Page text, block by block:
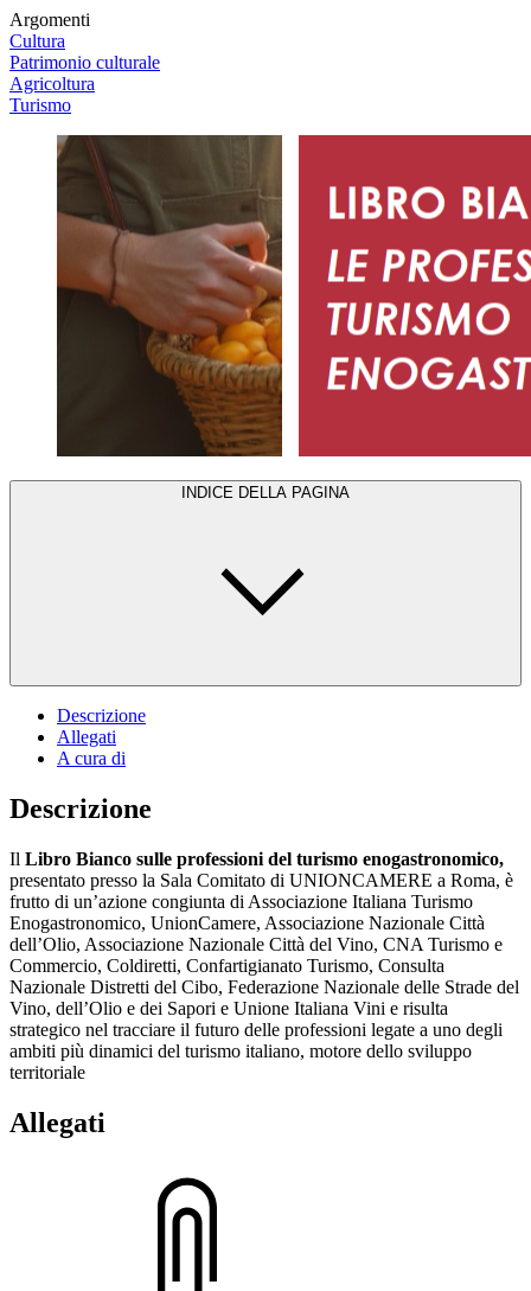
Argomenti
Cultura
Patrimonio culturale
Agricoltura
Turismo
INDICE DELLA PAGINA
Descrizione
Allegati
A cura di
Descrizione
Il Libro Bianco sulle professioni del turismo enogastronomico,
presentato presso la Sala Comitato di UNIONCAMERE a Roma, è
frutto di un’azione congiunta di Associazione Italiana Turismo
Enogastronomico, UnionCamere, Associazione Nazionale Città
dell’Olio, Associazione Nazionale Città del Vino, CNA Turismo e
Commercio, Coldiretti, Confartigianato Turismo, Consulta
Nazionale Distretti del Cibo, Federazione Nazionale delle Strade del
Vino, dell’Olio e dei Sapori e Unione Italiana Vini e risulta
strategico nel tracciare il futuro delle professioni legate a uno degli
ambiti più dinamici del turismo italiano, motore dello sviluppo
territoriale
Allegati